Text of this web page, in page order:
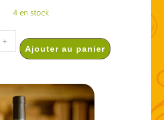
4 en stock
+
Ajouter au panier